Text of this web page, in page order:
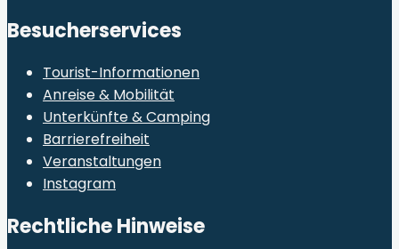
Besucherservices
Tourist-Informationen
Anreise & Mobilität
Unterkünfte & Camping
Barrierefreiheit
Veranstaltungen
Instagram
Rechtliche Hinweise